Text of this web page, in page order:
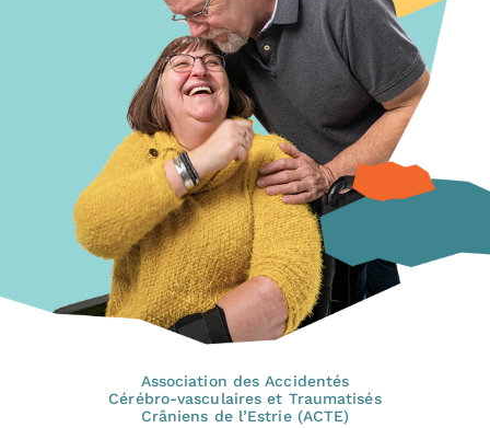
Association des Accidentés
Cérébro-vasculaires et Traumatisés
Crâniens de l’Estrie (ACTE)